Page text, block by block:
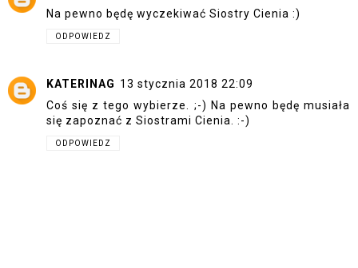
Na pewno będę wyczekiwać Siostry Cienia :)
ODPOWIEDZ
KATERINAG 13 stycznia 2018 22:09
Coś się z tego wybierze. ;-) Na pewno będę musiała
się zapoznać z Siostrami Cienia. :-)
ODPOWIEDZ